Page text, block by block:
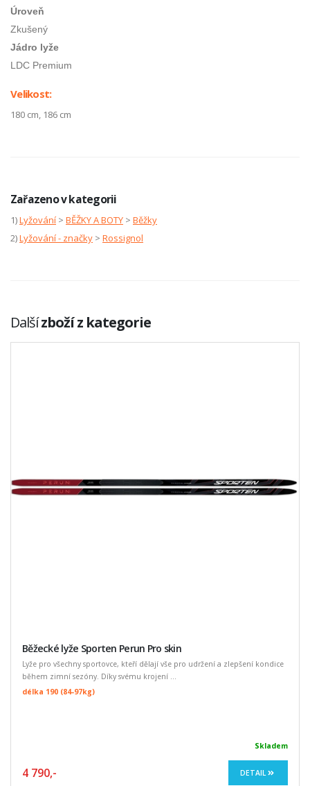
Úroveň
Zkušený
Jádro lyže
LDC Premium
Velikost:
180 cm, 186 cm
Zařazeno v kategorii
1)Lyžování > BĚŽKY A BOTY > Běžky
2)Lyžování - značky > Rossignol
Dalšízboží z kategorie
Běžecké lyže Sporten Perun Pro skin
Lyže pro všechny sportovce, kteří dělají vše pro udržení a zlepšení kondice
během zimní sezóny. Díky svému krojení ...
délka 190 (84-97kg)
Skladem
4 790,- DETAIL